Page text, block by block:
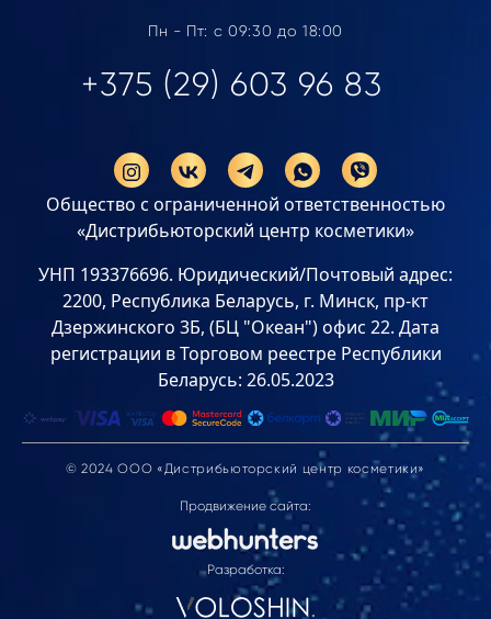
Пн - Пт: с 09:30 до 18:00
+375 (29) 603 96 83
Общество с ограниченной ответственностью
«Дистрибьюторский центр косметики»
УНП 193376696. Юридический/Почтовый адрес:
2200, Республика Беларусь, г. Минск, пр-кт
Дзержинского 3Б, (БЦ "Океан") офис 22. Дата
регистрации в Торговом реестре Республики
Беларусь: 26.05.2023
© 2024 ООО «Дистрибьюторский центр косметики»
Продвижение сайта:
Разработка: